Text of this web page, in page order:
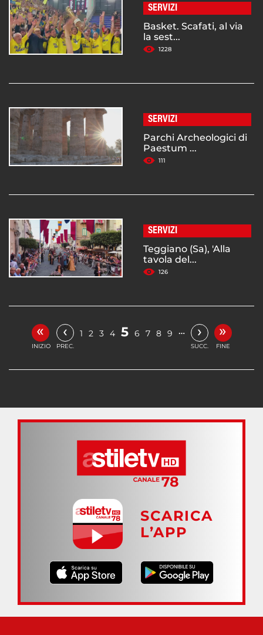
SERVIZI
Basket. Scafati, al via
la sest...
1228
SERVIZI
Parchi Archeologici di
Paestum ...
111
SERVIZI
Teggiano (Sa), 'Alla
tavola del...
126
«
INIZIO
‹
PREC.
1 2 3 4 5 6 7 8 9 … ›
SUCC.
»
FINE
SCARICA
L’APP